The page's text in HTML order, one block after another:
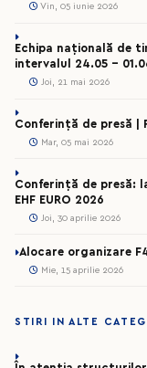
Vin, 05 iunie 2026
Echipa națională de
intervalul 24.05 –
Joi, 21 mai 2026
Conferință de presă |
Mar, 05 mai 2026
Conferință de presă:
EHF EURO 2026
Joi, 30 aprilie 2026
Alocare organizare
Mie, 15 aprilie 2026
STIRI IN ALTE